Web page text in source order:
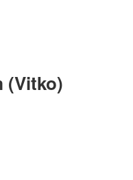
(Vitko)